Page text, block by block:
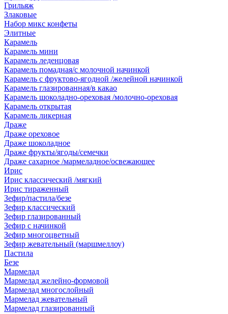
Грильяж
Злаковые
Набор микс конфеты
Элитные
Карамель
Карамель мини
Карамель леденцовая
Карамель помадная/с молочной начинкой
Карамель с фруктово-ягодной /желейной начинкой
Карамель глазированная/в какао
Карамель шоколадно-ореховая /молочно-ореховая
Карамель открытая
Карамель ликерная
Драже
Драже ореховое
Драже шоколадное
Драже фрукты/ягоды/семечки
Драже сахарное /мармеладное/освежающее
Ирис
Ирис классический /мягкий
Ирис тираженный
Зефир/пастила/безе
Зефир классический
Зефир глазированный
Зефир с начинкой
Зефир многоцветный
Зефир жевательный (маршмеллоу)
Пастила
Безе
Мармелад
Мармелад желейно-формовой
Мармелад многослойный
Мармелад жевательный
Мармелад глазированный